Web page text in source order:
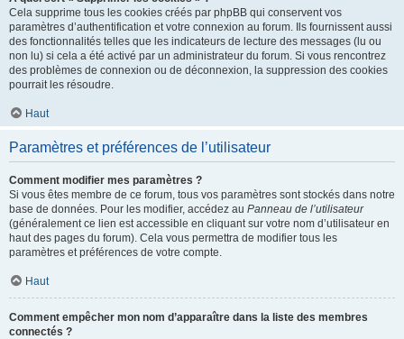
Cela supprime tous les cookies créés par phpBB qui conservent vos
paramètres d’authentification et votre connexion au forum. Ils fournissent aussi
des fonctionnalités telles que les indicateurs de lecture des messages (lu ou
non lu) si cela a été activé par un administrateur du forum. Si vous rencontrez
des problèmes de connexion ou de déconnexion, la suppression des cookies
pourrait les résoudre.
Haut
Paramètres et préférences de l’utilisateur
Comment modifier mes paramètres ?
Si vous êtes membre de ce forum, tous vos paramètres sont stockés dans notre
base de données. Pour les modifier, accédez au Panneau de l’utilisateur
(généralement ce lien est accessible en cliquant sur votre nom d’utilisateur en
haut des pages du forum). Cela vous permettra de modifier tous les
paramètres et préférences de votre compte.
Haut
Comment empêcher mon nom d’apparaître dans la liste des membres
connectés ?